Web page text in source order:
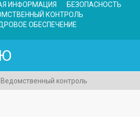
ИНФОРМАЦИЯ
БЕЗОПАСНОСТЬ
КОНТРОЛЬ
ОБЕСПЕЧЕНИЕ
Ведомственный контроль